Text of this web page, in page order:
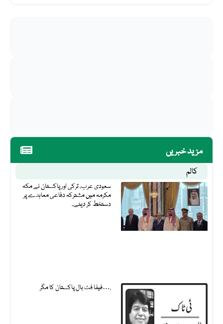
مزید خبریں
کالم
سعودی عرب، ترکی اور پاکستان نے مکہ
مکرمہ میں مشترکہ دفاعی معاہدے پر
دستخط کر دیئے۔
فیفا فٹ بال پاکستان کا مگر….